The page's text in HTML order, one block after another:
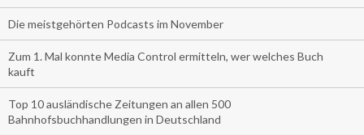
Die meistgehörten Podcasts im November
Zum 1. Mal konnte Media Control ermitteln, wer welches Buch
kauft
Top 10 ausländische Zeitungen an allen 500
Bahnhofsbuchhandlungen in Deutschland